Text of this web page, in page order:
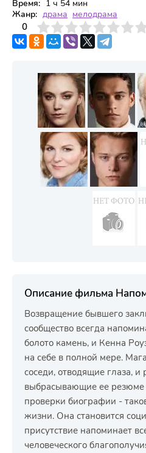
Время: 1 ч 54 мин
Жанр: драма мелодрама
0
4 6 7 8 9 10
Описание фильма
Возвращение бывшего
сообщество всегда
болото камень, и Кенна
на себе в полной мере.
соседи, отводящие глаза, и
выбрасывающие ее резюме
проверки биографии -
жизни. Она становится
присутствие напоминает
человеческого